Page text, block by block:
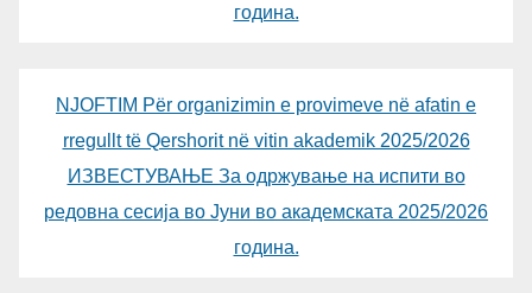
година.
NJOFTIM Për organizimin e provimeve në afatin e
rregullt të Qershorit në vitin akademik 2025/2026
ИЗВЕСТУВАЊЕ За одржување на испити во
редовна сесија во Јуни во академската 2025/2026
година.